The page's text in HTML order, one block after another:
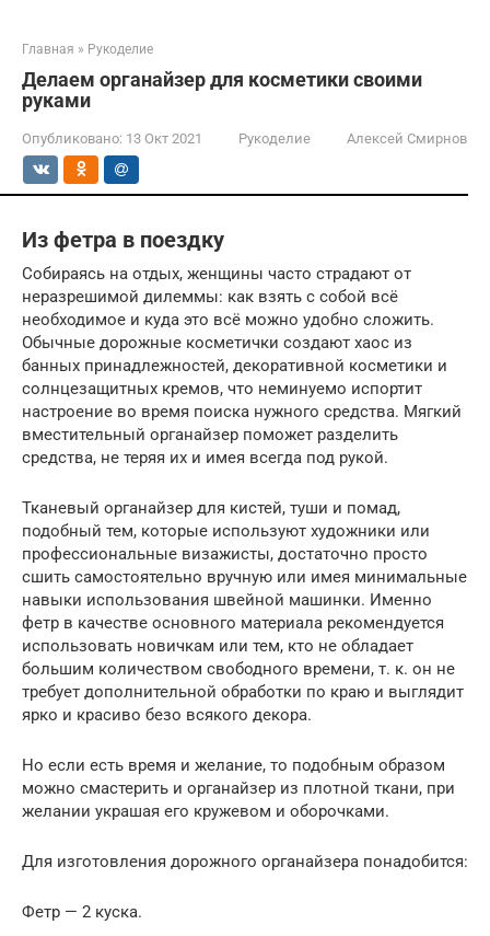
Главная » Рукоделие
Делаем органайзер для косметики своими
руками
Опубликовано: 13 Окт 2021 Рукоделие Алексей Смирнов
Из фетра в поездку
Собираясь на отдых, женщины часто страдают от
неразрешимой дилеммы: как взять с собой всё
необходимое и куда это всё можно удобно сложить.
Обычные дорожные косметички создают хаос из
банных принадлежностей, декоративной косметики и
солнцезащитных кремов, что неминуемо испортит
настроение во время поиска нужного средства. Мягкий
вместительный органайзер поможет разделить
средства, не теряя их и имея всегда под рукой.
Тканевый органайзер для кистей, туши и помад,
подобный тем, которые используют художники или
профессиональные визажисты, достаточно просто
сшить самостоятельно вручную или имея минимальные
навыки использования швейной машинки. Именно
фетр в качестве основного материала рекомендуется
использовать новичкам или тем, кто не обладает
большим количеством свободного времени, т. к. он не
требует дополнительной обработки по краю и выглядит
ярко и красиво безо всякого декора.
Но если есть время и желание, то подобным образом
можно смастерить и органайзер из плотной ткани, при
желании украшая его кружевом и оборочками.
Для изготовления дорожного органайзера понадобится:
Фетр — 2 куска.